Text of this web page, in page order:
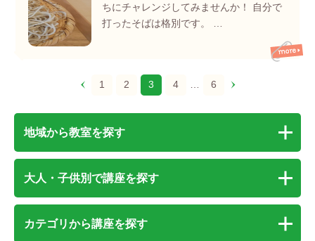
ちにチャレンジしてみませんか！ 自分で
打ったそばは格別です。 …
1 2 3 4 … 6
地域から教室を探す
大人・子供別で講座を探す
カテゴリから講座を探す